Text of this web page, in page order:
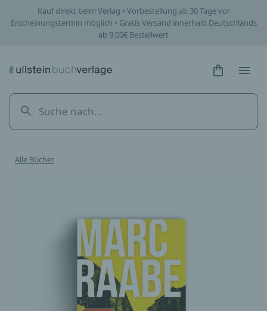
Kauf direkt beim Verlag • Vorbestellung ab 30 Tage vor
Erscheinungstermin möglich • Gratis Versand innerhalb Deutschlands
ab 9,00€ Bestellwert
Hidden
Alle Bücher